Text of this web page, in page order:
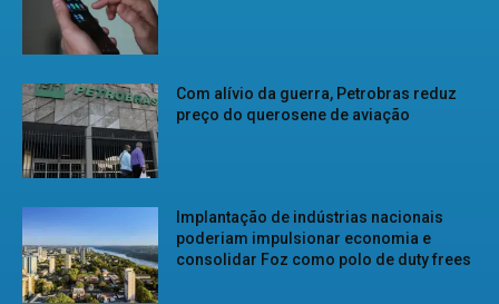
Com alívio da guerra, Petrobras reduz
preço do querosene de aviação
Implantação de indústrias nacionais
poderiam impulsionar economia e
consolidar Foz como polo de duty frees